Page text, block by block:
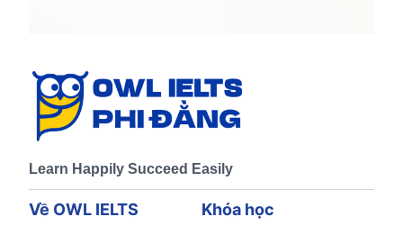
Learn Happily Succeed Easily
Về OWL IELTS Khóa học